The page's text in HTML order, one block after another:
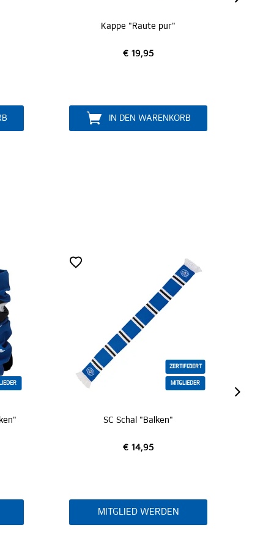
Kappe "Raute pur navy"
€ 19,95
IN DEN WARENKORB
ZERTIFIZIERT
Schal "Hier kommt Hamburg"
€ 19,95
IN DEN WARENKORB